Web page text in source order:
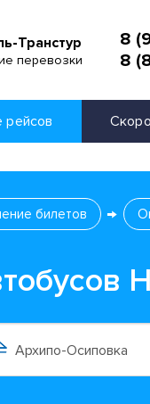
Транстур
перевозки
8
8
рейсов
билетов